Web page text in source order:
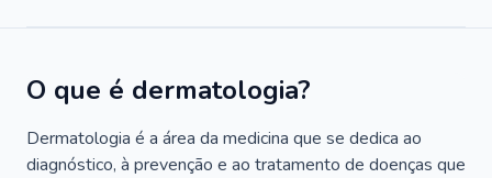
O que é dermatologia?
Dermatologia é a área da medicina que se dedica ao
diagnóstico, à prevenção e ao tratamento de doenças que